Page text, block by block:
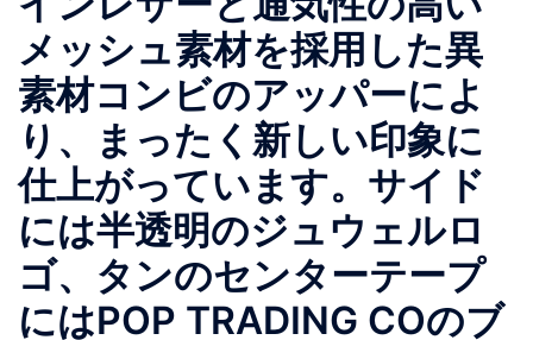
メッシュ素材を採用した異
素材コンビのアッパーによ
り、まったく新しい印象に
仕上がっています。サイド
には半透明のジュウェルロ
ゴ、タンのセンターテープ
にはPOP TRADING COのブ